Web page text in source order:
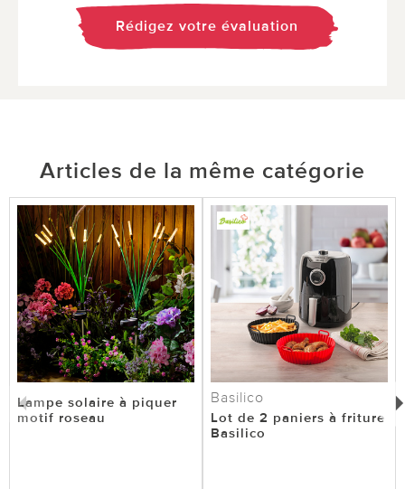
Rédigez votre évaluation
Articles de la même catégorie
Lampe solaire à piquer
motif roseau
Basilico
Lot de 2 paniers à friture
Basilico